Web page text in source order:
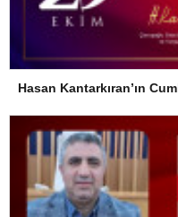
Hasan Kantarkıran’ın